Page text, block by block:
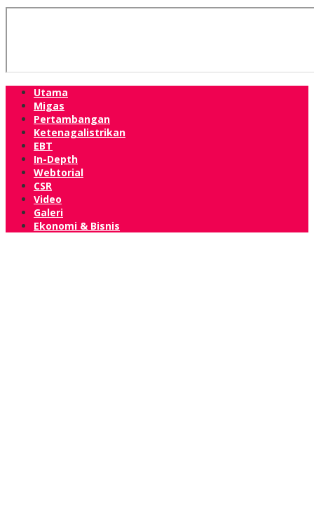
Utama
Migas
Pertambangan
Ketenagalistrikan
EBT
In-Depth
Webtorial
CSR
Video
Galeri
Ekonomi & Bisnis